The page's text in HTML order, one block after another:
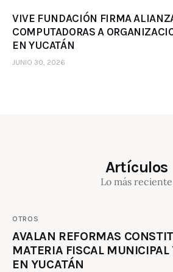
VIVE FUNDACIÓN FIRMA
COMPUTADORAS A
EN YUCATÁN
JUNIO 30, 2026
Artículos
Lo más reciente
OTROS
AVALAN REFORMAS
MATERIA FISCAL MUNICIPAL
EN YUCATÁN